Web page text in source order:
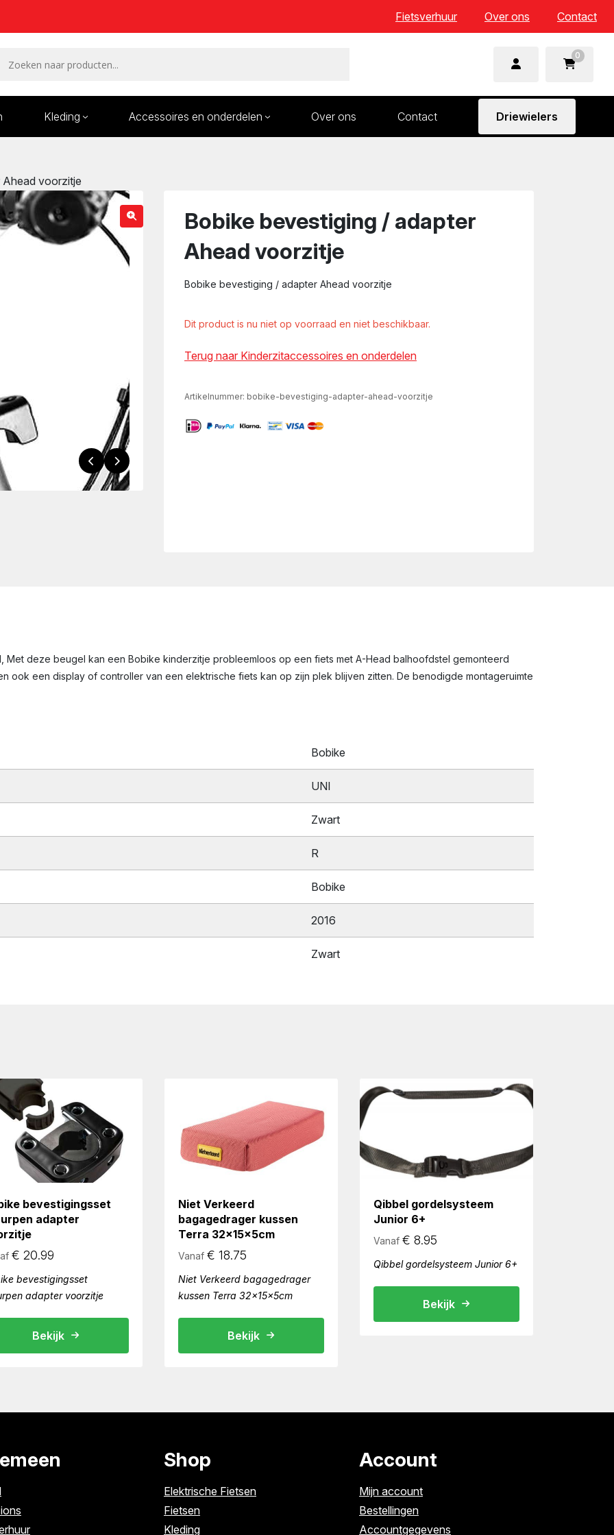
Fietsverhuur Over ons Contact
0
Kleding Accessoires en onderdelen
Onderdelen/Reparatie
Over ons Contact Driewielers
voorzitje
Bobike bevestiging / adapter
Ahead voorzitje
Bobike bevestiging / adapter Ahead voorzitje
Dit product is nu niet op voorraad en niet beschikbaar.
Terug naar Kinderzitaccessoires en onderdelen
Artikelnummer: bobike-bevestiging-adapter-ahead-voorzitje
deze beugel kan een Bobike kinderzitje probleemloos op een fiets met A-Head balhoofdstel gemonteerd
ook een display of controller van een elektrische fiets kan op zijn plek blijven zitten. De benodigde montageruimte
Bobike
UNI
Zwart
R
Bobike
2016
Zwart
bevestigingsset
adapter
€ 20.99
bevestigingsset
adapter voorzitje
Bekijk
Niet Verkeerd
bagagedrager kussen
Terra 32x15x5cm
Vanaf € 18.75
Niet Verkeerd bagagedrager
kussen Terra 32x15x5cm
Bekijk
Qibbel gordelsysteem
Junior 6+
Vanaf € 8.95
Qibbel gordelsysteem Junior 6+
Bekijk
Shop
Elektrische Fietsen
Fietsen
Kleding
Account
Mijn account
Bestellingen
Accountgegevens